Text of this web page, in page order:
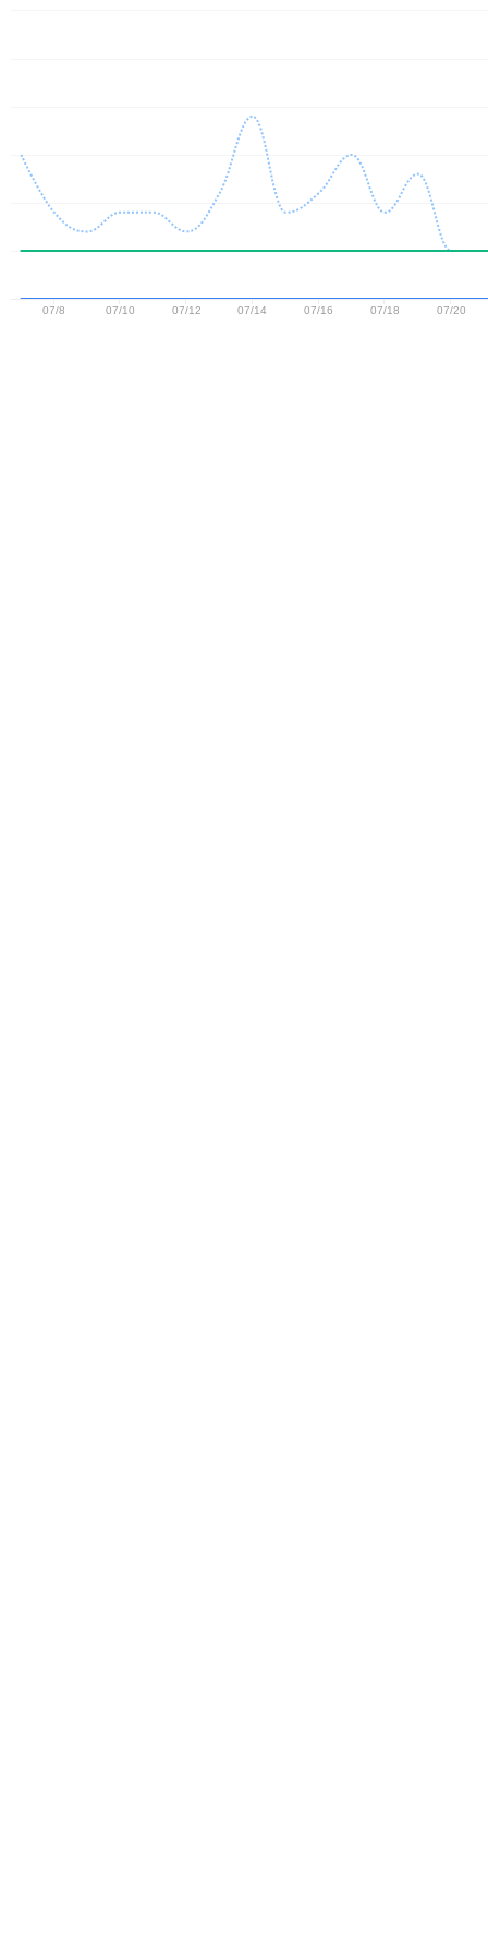
07/8 07/10 07/12 07/14 07/16 07/18 07/20